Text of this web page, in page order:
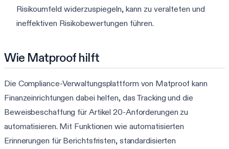
Risikoumfeld widerzuspiegeln, kann zu veralteten und
ineffektiven Risikobewertungen führen.
Wie Matproof hilft
Die Compliance-Verwaltungsplattform von Matproof kann
Finanzeinrichtungen dabei helfen, das Tracking und die
Beweisbeschaffung für Artikel 20-Anforderungen zu
automatisieren. Mit Funktionen wie automatisierten
Erinnerungen für Berichtsfristen, standardisierten